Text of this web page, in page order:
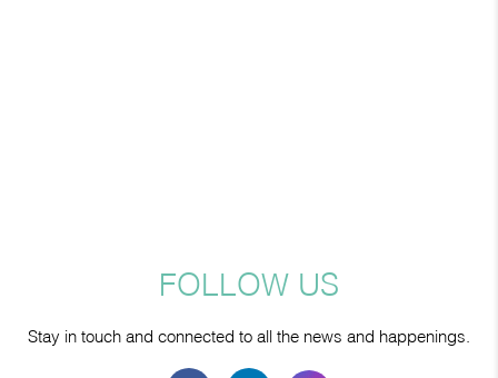
FOLLOW US
Stay in touch and connected to all the news and happenings.